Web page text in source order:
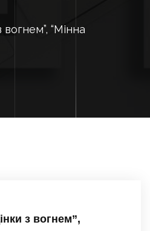
“Мінна
з вогнем”,